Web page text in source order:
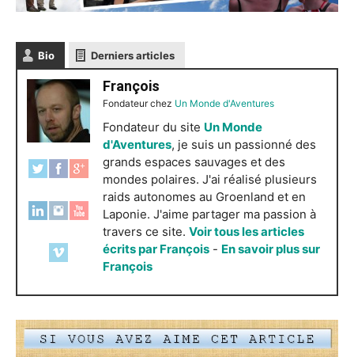
Bio Derniers articles
François
Fondateurchez Un Monde d'Aventures
Fondateur du site Un Monde
d'Aventures, je suis un passionné des
grands espaces sauvages et des
mondes polaires. J'ai réalisé plusieurs
raids autonomes au Groenland et en
Laponie. J'aime partager ma passion à
travers ce site. Voir tous les articles
écrits par François - En savoir plus sur
François